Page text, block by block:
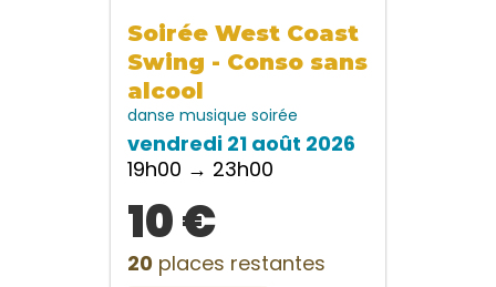
Soirée West Coast
Swing - Conso sans
alcool
danse musique soirée
vendredi 21 août 2026
19h00 → 23h00
10 €
20 places restantes